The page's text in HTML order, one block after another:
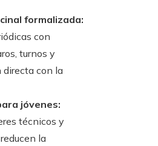
formalizada:
con
turnos y
directa con la
jóvenes:
técnicos y
la